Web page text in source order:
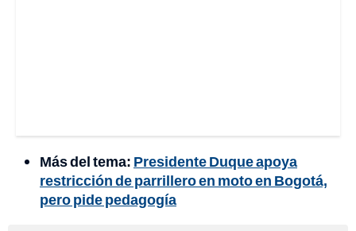
Más del tema: Presidente Duque apoya
restricción de parrillero en moto en Bogotá,
pero pide pedagogía